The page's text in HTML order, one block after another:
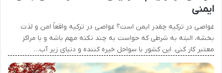
ایمنی
غواصی در ترکیه چقدر ایمن است؟ غواصی در ترکیه واقعاً امن و لذت
بخشه، البته به شرطی که حواست به چند نکته مهم باشه و با مراکز
معتبر کار کنی. این کشور با سواحل خیره کننده و دنیای زیر آب…